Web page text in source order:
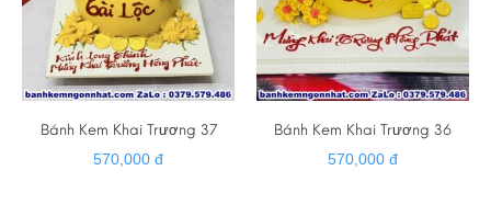
Bánh Kem Khai Trương 37
570,000 đ
Bánh Kem Khai Trương 36
570,000 đ